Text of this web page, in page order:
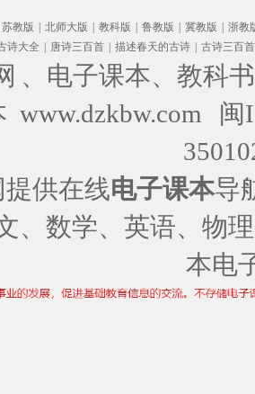
苏教版 北师大版 教科版 鲁教版 冀教版
浙教
诗大全
唐诗三百首 描述春天的古诗 古诗三百首
、电子课本、教科
www.dzkbw.com
闽
供在线电子课本导
、数学、英语、物
本电